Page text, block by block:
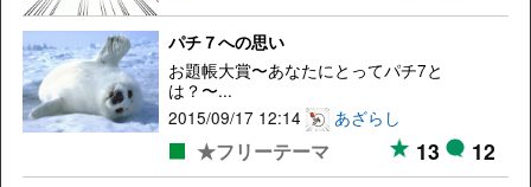
パチ７への思い
お題帳大賞〜あなたにとってパチ7と
は？〜...
2015/09/17 12:14
あざらし
★フリーテーマ 13 12